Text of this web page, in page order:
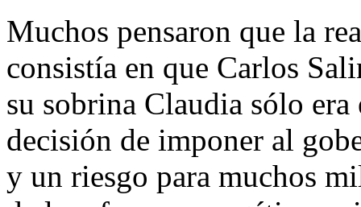
Muchos pensaron que la
consistía en que Carlos
su sobrina Claudia sólo
decisión de imponer al
y un riesgo para muchos